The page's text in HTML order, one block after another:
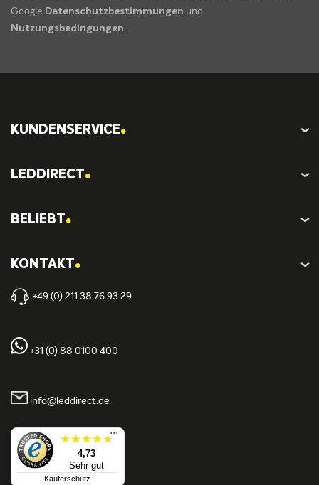
Google Datenschutzbestimmungen und
Nutzungsbedingungen .
KUNDENSERVICE.
LEDDIRECT.
BELIEBT.
KONTAKT.
+49 (0) 211 38 76 93 29
+31 (0) 88 0100 400
info@leddirect.de
4,73
Sehr gut
...
Käuferschutz